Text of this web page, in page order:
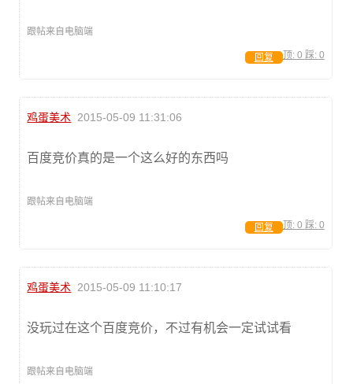
跟帖来自电脑端
顶: 0 踩: 0
回复
鸡蛋美术 2015-05-09 11:31:06
百度竞价真的是一个这么好的东西吗
跟帖来自电脑端
顶: 0 踩: 0
回复
鸡蛋美术 2015-05-09 11:10:17
没玩过在这个百度竞价，不过有机会一定试试看
跟帖来自电脑端